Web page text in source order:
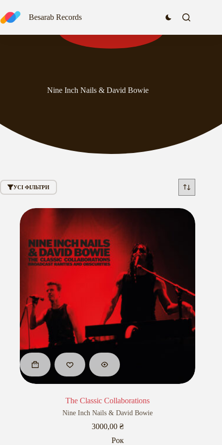
до
вмісту
Besarab Records
Nine Inch Nails & David Bowie
УСІ ФІЛЬТРИ
The Classic Collaborations
Nine Inch Nails & David Bowie
3000,00 ₴
Рок